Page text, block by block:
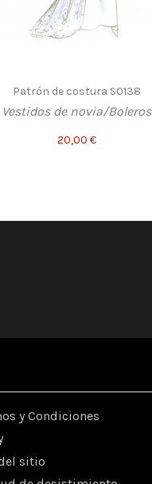
Patrón de costura S0138
Vestidos de novia/Boleros
20,00 €
y Condiciones
sitio